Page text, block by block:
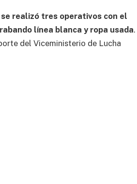
se realizó tres operativos con el
línea blanca y ropa usada.
del Viceministerio de Lucha